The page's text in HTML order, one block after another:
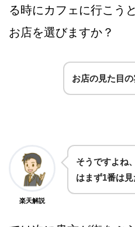
る時にカフェに行こう
お店を選びますか？
お店の見た目
楽天解説
そうですよね
はまず1番は